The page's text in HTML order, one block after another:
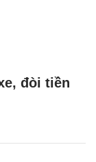
đòi tiền